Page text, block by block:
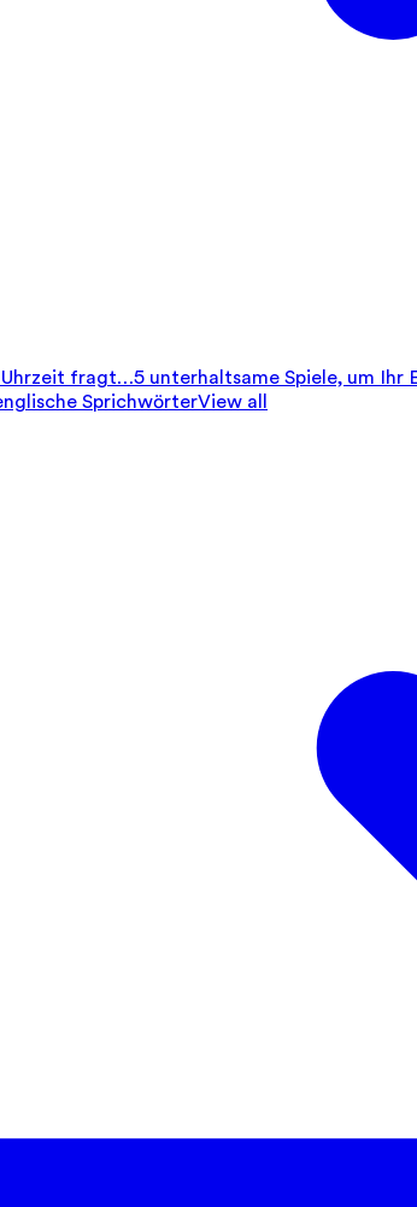
Uhrzeit fragt…5 unterhaltsame Spiele, um Ihr
SprichwörterView all